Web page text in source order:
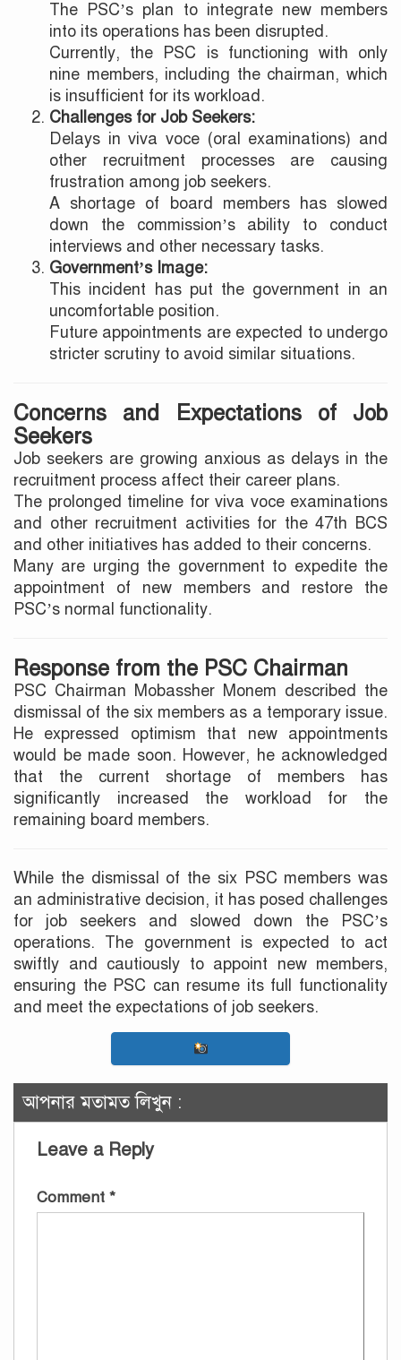
The PSC’s plan to integrate new members
into its operations has been disrupted.
Currently, the PSC is functioning with only
nine members, including the chairman, which
is insufficient for its workload.
Challenges for Job Seekers:
Delays in viva voce (oral examinations) and
other recruitment processes are causing
frustration among job seekers.
A shortage of board members has slowed
down the commission’s ability to conduct
interviews and other necessary tasks.
Government’s Image:
This incident has put the government in an
uncomfortable position.
Future appointments are expected to undergo
stricter scrutiny to avoid similar situations.
Concerns and Expectations of Job
Seekers
Job seekers are growing anxious as delays in the
recruitment process affect their career plans.
The prolonged timeline for viva voce examinations
and other recruitment activities for the 47th BCS
and other initiatives has added to their concerns.
Many are urging the government to expedite the
appointment of new members and restore the
PSC’s normal functionality.
Response from the PSC Chairman
PSC Chairman Mobassher Monem described the
dismissal of the six members as a temporary issue.
He expressed optimism that new appointments
would be made soon. However, he acknowledged
that the current shortage of members has
significantly increased the workload for the
remaining board members.
While the dismissal of the six PSC members was
an administrative decision, it has posed challenges
for job seekers and slowed down the PSC’s
operations. The government is expected to act
swiftly and cautiously to appoint new members,
ensuring the PSC can resume its full functionality
and meet the expectations of job seekers.
আপনার মতামত লিখুন :
Leave a Reply
Comment *